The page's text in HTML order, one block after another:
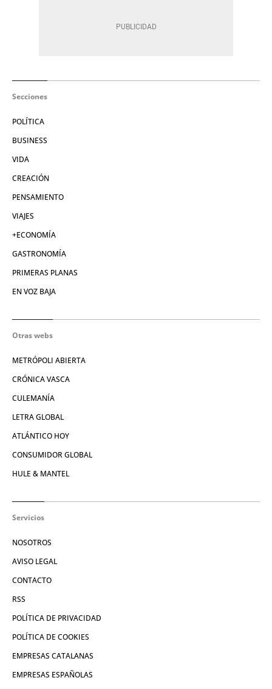
Secciones
POLÍTICA
BUSINESS
VIDA
CREACIÓN
PENSAMIENTO
VIAJES
+ECONOMÍA
GASTRONOMÍA
PRIMERAS PLANAS
EN VOZ BAJA
Otras webs
METRÓPOLI ABIERTA
CRÓNICA VASCA
CULEMANÍA
LETRA GLOBAL
ATLÁNTICO HOY
CONSUMIDOR GLOBAL
HULE & MANTEL
Servicios
NOSOTROS
AVISO LEGAL
CONTACTO
RSS
POLÍTICA DE PRIVACIDAD
POLÍTICA DE COOKIES
EMPRESAS CATALANAS
EMPRESAS ESPAÑOLAS